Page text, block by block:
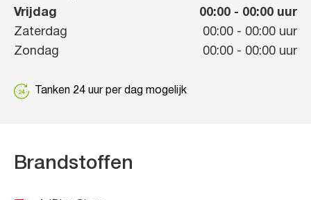
Vrijdag
00:00 - 00:00 uur
Zaterdag
00:00 - 00:00 uur
Zondag
00:00 - 00:00 uur
Tanken 24 uur per dag mogelijk
Brandstoffen